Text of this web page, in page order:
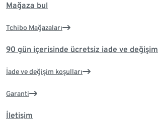
Mağaza bul
Tchibo Mağazaları
90 gün içerisinde ücretsiz iade ve değişim
İade ve değişim koşulları
Garanti
İletişim